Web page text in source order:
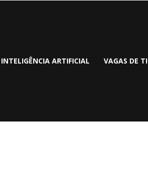
INTELIGÊNCIA ARTIFICIAL VAGAS DE TI